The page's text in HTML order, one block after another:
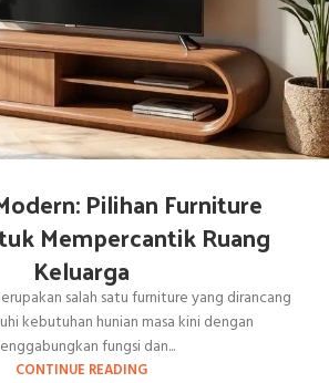
Pilihan Furniture
Mempercantik Ruang
Keluarga
salah satu furniture yang dirancang
kebutuhan hunian masa kini dengan
fungsi dan...
CONTINUE READING